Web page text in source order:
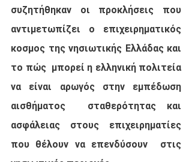
συζητήθηκαν οι προκλήσεις που
αντιμετωπίζει ο επιχειρηματικός
κοσμος της νησιωτικής Ελλάδας και
το πώς  μπορεί η ελληνική πολιτεία
να είναι αρωγός στην εμπέδωση
αισθήματος  σταθερότητας και
ασφάλειας στους επιχειρηματίες
που θέλουν να επενδύσουν  στις